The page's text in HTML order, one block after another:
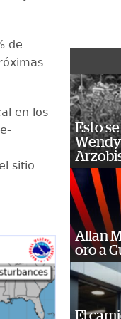
de
en los
sitio
Esto
Allan
oro a
El